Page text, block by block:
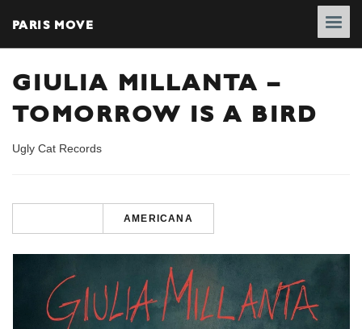
PARIS MOVE
GIULIA MILLANTA –
TOMORROW IS A BIRD
Ugly Cat Records
AMERICANA